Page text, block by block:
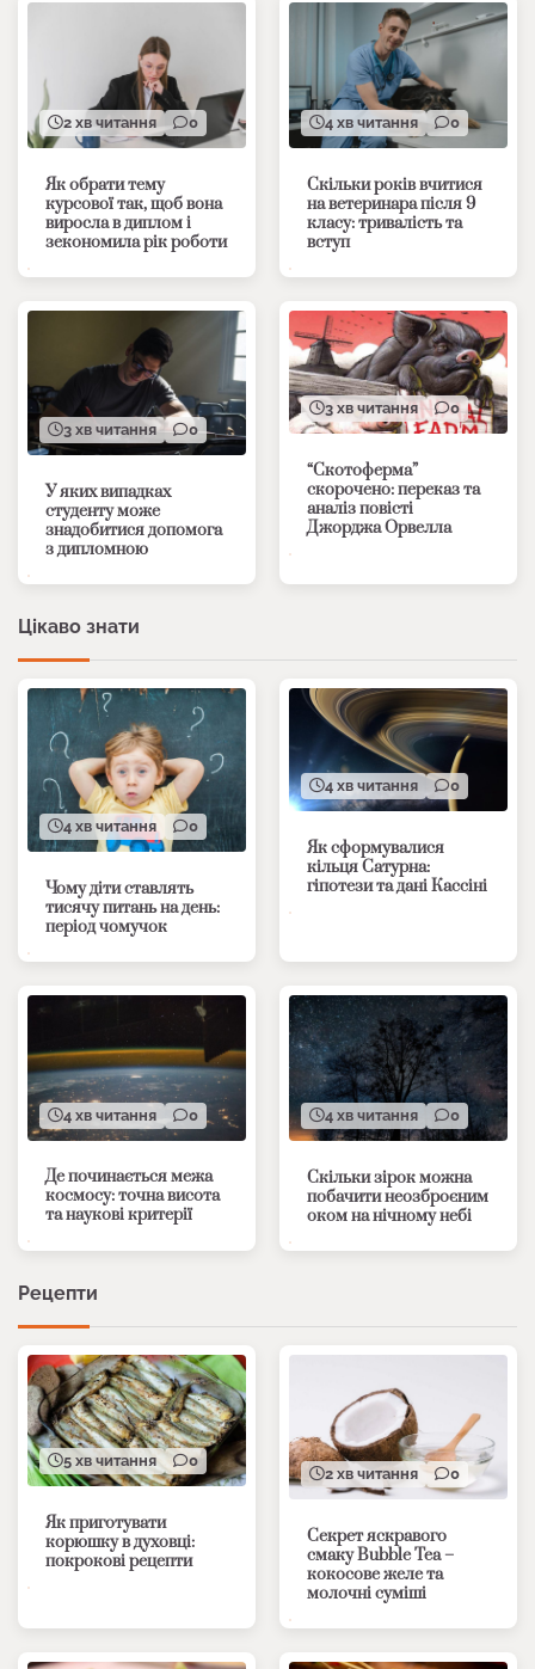
2 хв читання 0
Як обрати тему
курсової так, щоб вона
виросла в диплом і
зекономила рік роботи
4 хв читання 0
Скільки років вчитися
на ветеринара після 9
класу: тривалість та
вступ
3 хв читання 0
У яких випадках
студенту може
знадобитися допомога
з дипломною
3 хв читання 0
“Скотоферма”
скорочено: переказ та
аналіз повісті
Джорджа Орвелла
Цікаво знати
4 хв читання 0
Чому діти ставлять
тисячу питань на день:
період чомучок
4 хв читання 0
Як сформувалися
кільця Сатурна:
гіпотези та дані Кассіні
4 хв читання 0
Де починається межа
космосу: точна висота
та наукові критерії
4 хв читання 0
Скільки зірок можна
побачити неозброєним
оком на нічному небі
Рецепти
5 хв читання 0
Як приготувати
корюшку в духовці:
покрокові рецепти
2 хв читання 0
Секрет яскравого
смаку Bubble Tea –
кокосове желе та
молочні суміші